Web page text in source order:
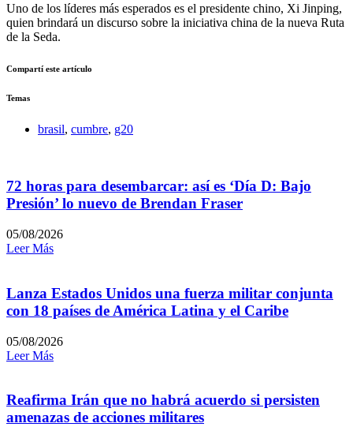
Uno de los líderes más esperados es el presidente chino, Xi Jinping,
quien brindará un discurso sobre la iniciativa china de la nueva Ruta
de la Seda.
Compartí este artículo
Temas
brasil, cumbre, g20
72 horas para desembarcar: así es ‘Día D: Bajo
Presión’ lo nuevo de Brendan Fraser
05/08/2026
Leer Más
Lanza Estados Unidos una fuerza militar conjunta
con 18 países de América Latina y el Caribe
05/08/2026
Leer Más
Reafirma Irán que no habrá acuerdo si persisten
amenazas de acciones militares